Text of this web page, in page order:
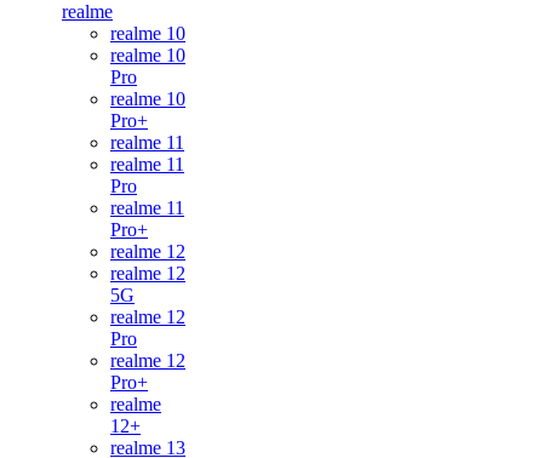
realme
realme 10
realme 10
Pro
realme 10
Pro+
realme 11
realme 11
Pro
realme 11
Pro+
realme 12
realme 12
5G
realme 12
Pro
realme 12
Pro+
realme
12+
realme 13